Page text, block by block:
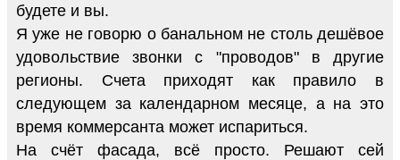
будете и вы.
Я уже не говорю о банальном не столь дешёвое
удовольствие звонки с "проводов" в другие
регионы. Счета приходят как правило в
следующем за календарном месяце, а на это
время коммерсанта может испариться.
На счёт фасада, всё просто. Решают сей